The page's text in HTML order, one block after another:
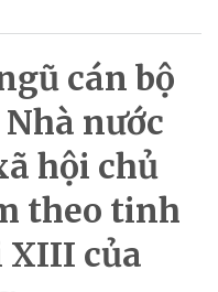
cán bộ
nước
hội chủ
theo tinh
XIII của